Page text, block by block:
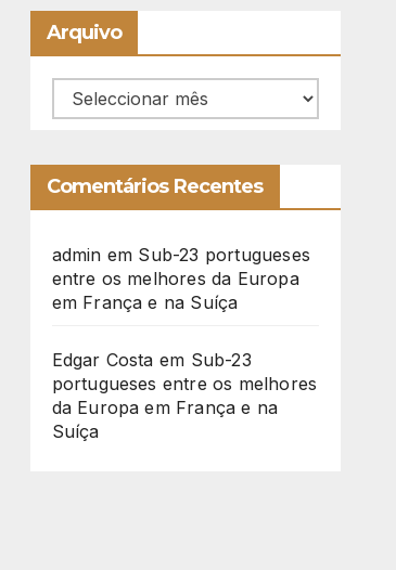
Arquivo
Arquivo
Comentários Recentes
admin em Sub-23 portugueses
entre os melhores da Europa
em França e na Suíça
Edgar Costa em Sub-23
portugueses entre os melhores
da Europa em França e na
Suíça